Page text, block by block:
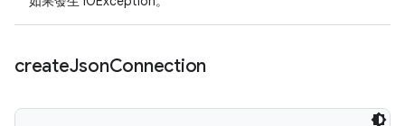
createJsonConnection